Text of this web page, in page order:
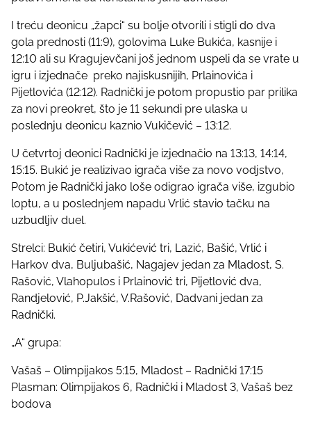
I treću deonicu „žapci“ su bolje otvorili i stigli do dva
gola prednosti (11:9), golovima Luke Bukića, kasnije i
12:10 ali su Kragujevčani još jednom uspeli da se vrate u
igru i izjednače preko najiskusnijih, Prlainovića i
Pijetlovića (12:12). Radnički je potom propustio par prilika
za novi preokret, što je 11 sekundi pre ulaska u
poslednju deonicu kaznio Vukičević – 13:12.
U četvrtoj deonici Radnički je izjednačio na 13:13, 14:14,
15:15. Bukić je realizivao igrača više za novo vodjstvo,
Potom je Radnički jako loše odigrao igrača više, izgubio
loptu, a u poslednjem napadu Vrlić stavio tačku na
uzbudljiv duel.
Strelci: Bukić četiri, Vukićević tri, Lazić, Bašić, Vrlić i
Harkov dva, Buljubašić, Nagajev jedan za Mladost, S.
Rašović, Vlahopulos i Prlainović tri, Pijetlović dva,
Randjelović, P.Jakšić, V.Rašović, Dadvani jedan za
Radnički.
„A“ grupa:
Vašaš – Olimpijakos 5:15, Mladost – Radnički 17:15
Plasman: Olimpijakos 6, Radnički i Mladost 3, Vašaš bez
bodova